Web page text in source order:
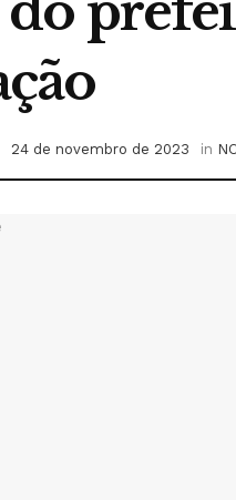
24 de novembro de 2023 in